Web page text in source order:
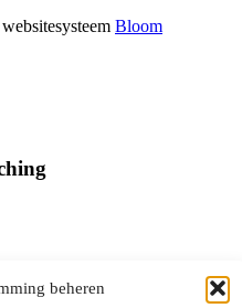
beheren
Bloom
hier! Waar kan ik je mee